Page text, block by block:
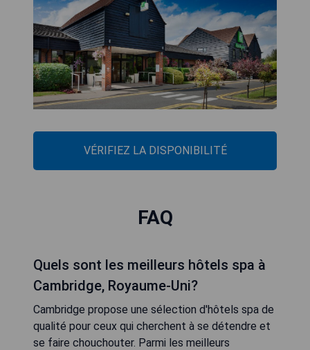
VÉRIFIEZ LA DISPONIBILITÉ
FAQ
Quels sont les meilleurs hôtels spa à
Cambridge, Royaume-Uni?
Cambridge propose une sélection d'hôtels spa de
qualité pour ceux qui cherchent à se détendre et
se faire chouchouter. Parmi les meilleurs